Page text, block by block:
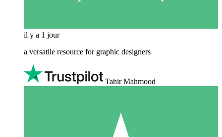
il y a 1 jour
a versatile resource for graphic designers
Tahir Mahmood